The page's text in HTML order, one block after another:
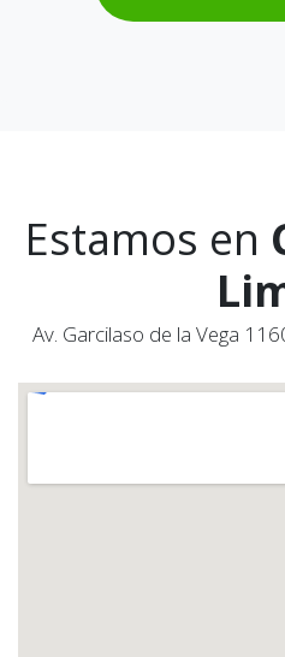
Estamos en
Av. Garcilaso de la Vega